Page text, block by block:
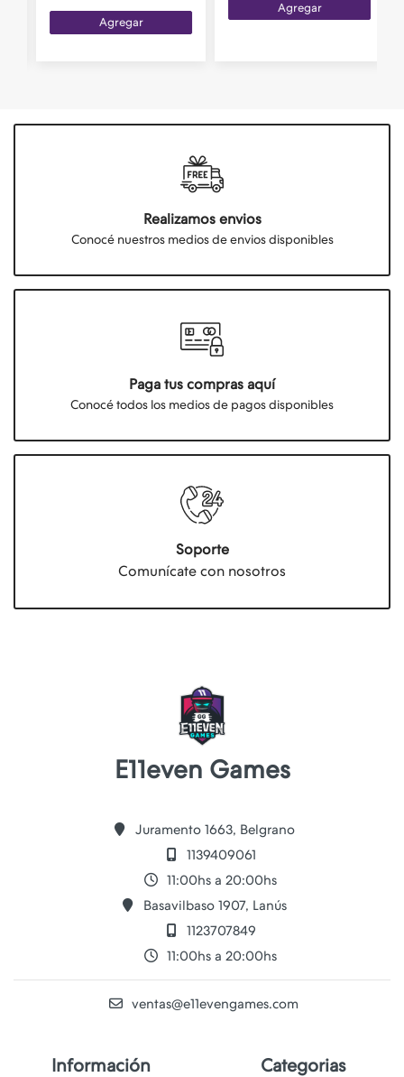
Agregar
Agregar
Realizamos envios
Conocé nuestros medios de envios disponibles
Paga tus compras aquí
Conocé todos los medios de pagos disponibles
Soporte
Comunícate con nosotros
E11even Games
Juramento 1663, Belgrano
1139409061
11:00hs a 20:00hs
Basavilbaso 1907, Lanús
1123707849
11:00hs a 20:00hs
ventas@e11evengames.com
Información Categorias